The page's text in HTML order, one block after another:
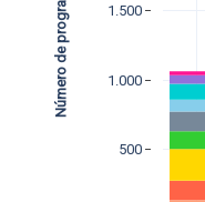
500
1.000
1.500
Número de programas